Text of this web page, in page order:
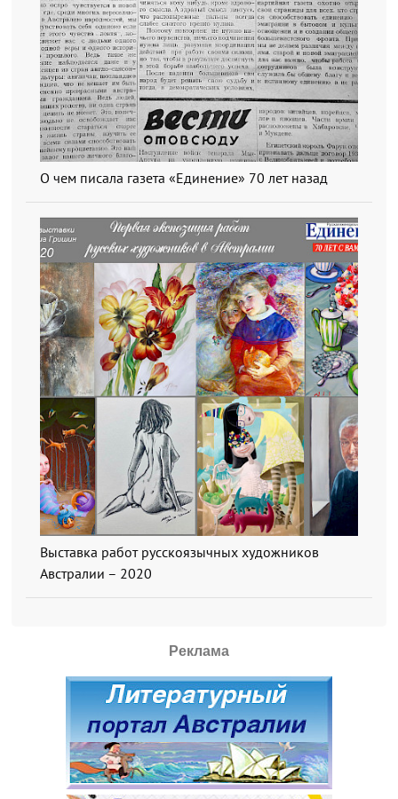
О чем писала газета «Единение» 70 лет назад
Выставка работ русскоязычных художников
Австралии – 2020
Реклама